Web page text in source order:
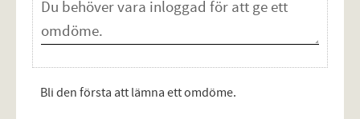
Bli den första att lämna ett omdöme.